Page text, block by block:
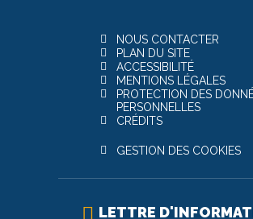
NOUS CONTACTER
PLAN DU SITE
ACCESSIBILITÉ
MENTIONS LÉGALES
PROTECTION DES
PERSONNELLES
CRÉDITS
GESTION DES COOKIES
LETTRE